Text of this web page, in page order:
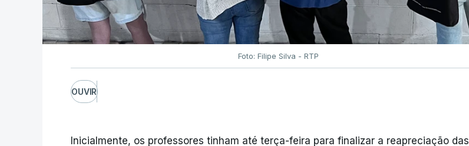
Foto: Filipe Silva - RTP
OUVIR
Inicialmente, os professores tinham até terça-feira para finalizar a reapreciação das